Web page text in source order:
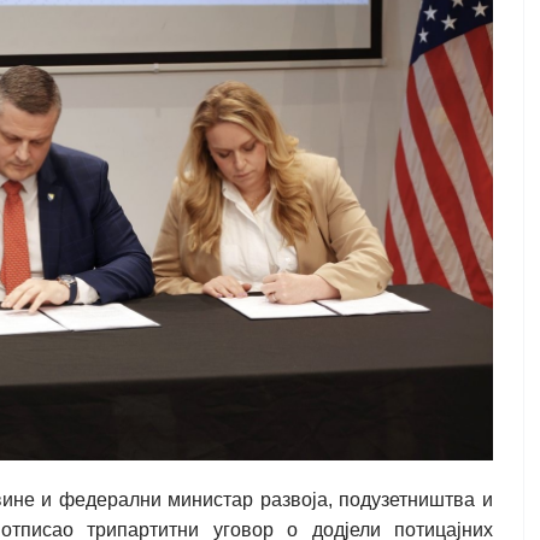
и федерални министар развоја, подузетништва и
трипартитни уговор о додјели потицајних